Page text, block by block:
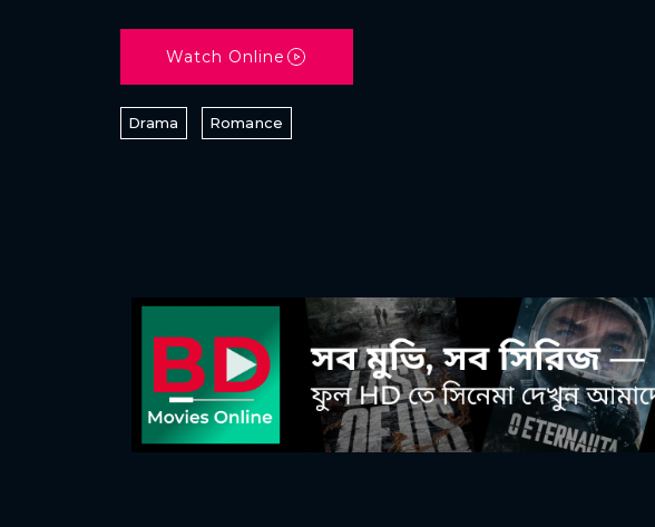
Watch Online
Drama Romance